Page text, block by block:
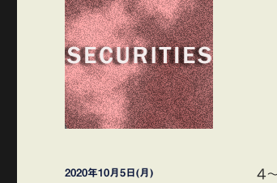
4
投
2020年10月5日(月)